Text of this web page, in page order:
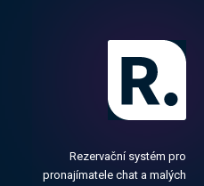
Rezervační systém pro
pronajímatele chat a malých